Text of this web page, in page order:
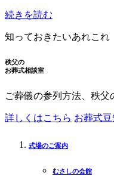
続きを読む
知っておきたいあれこれ
秩父の
お葬式相談室
ご葬儀の参列方法、秩父
詳しくはこちら お葬式
式場のご案内
むさしの会館